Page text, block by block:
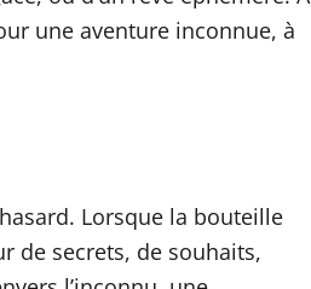
une aventure inconnue, à
Lorsque la bouteille
de secrets, de souhaits,